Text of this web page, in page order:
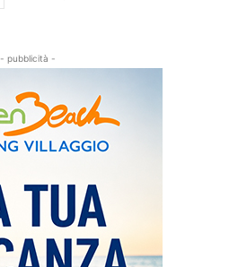
- pubblicità -